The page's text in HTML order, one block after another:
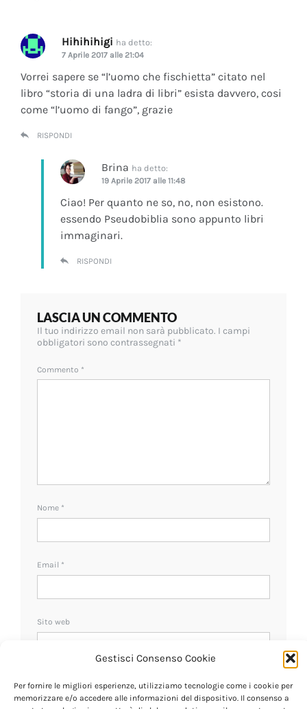
Gestisci Consenso Cookie
Per fornire le migliori esperienze, utilizziamo tecnologie come i cookie per
memorizzare e/o accedere alle informazioni del dispositivo. Il consenso a
Hihihihigi ha detto:
7 Aprile 2017 alle 21:04
Vorrei sapere se “l’uomo che fischietta” citato nel
libro “storia di una ladra di libri” esista davvero, cosi
come “l’uomo di fango”, grazie
RISPONDI
Brina ha detto:
19 Aprile 2017 alle 11:48
Ciao! Per quanto ne so, no, non esistono.
essendo Pseudobiblia sono appunto libri
immaginari.
RISPONDI
LASCIA UN COMMENTO
Il tuo indirizzo email non sarà pubblicato. I campi
obbligatori sono contrassegnati *
Commento *
Nome *
Email *
Sito web